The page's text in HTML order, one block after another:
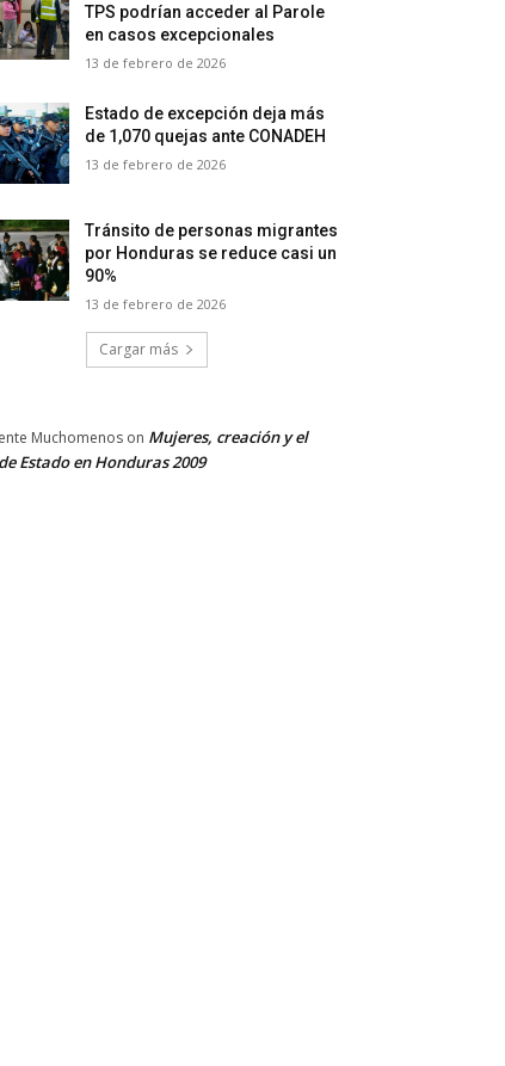
TPS podrían acceder al Parole
en casos excepcionales
13 de febrero de 2026
Estado de excepción deja más
de 1,070 quejas ante CONADEH
13 de febrero de 2026
Tránsito de personas migrantes
por Honduras se reduce casi un
90%
13 de febrero de 2026
Cargar más
Muchomenos on Mujeres, creación y el
Estado en Honduras 2009